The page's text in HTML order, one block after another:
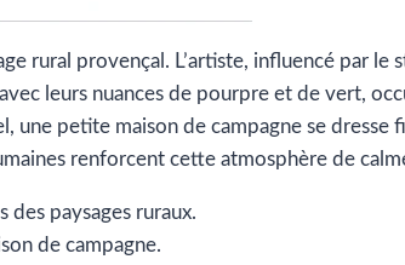
rural provençal. L’artiste, influencé par le
leurs nuances de pourpre et de vert,
une petite maison de campagne se dresse
renforcent cette atmosphère de
des paysages ruraux.
de campagne.